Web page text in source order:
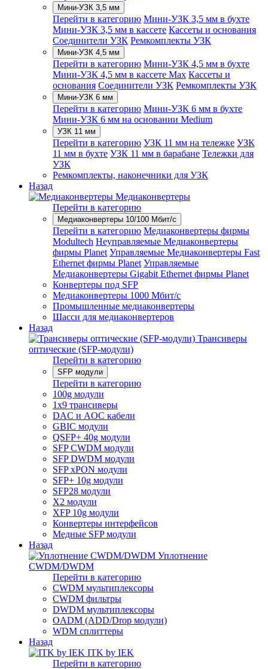
Мини-УЗК 3,5 мм
Перейти в категорию Мини-УЗК 3,5 мм в бухте
Мини-УЗК 3,5 мм в кассете Кассеты и основания
Соединители УЗК Ремкомплекты УЗК
Мини-УЗК 4,5 мм
Перейти в категорию Мини-УЗК 4,5 мм в бухте
Мини-УЗК 4,5 мм в кассете Max Кассеты и
основания Соединители УЗК Ремкомплекты УЗК
Мини-УЗК 6 мм
Перейти в категорию Мини-УЗК 6 мм в бухте
Мини-УЗК 6 мм на основании Medium
УЗК 11 мм
Перейти в категорию УЗК 11 мм на тележке УЗК
11 мм в бухте УЗК 11 мм в барабане Тележки для
УЗК
Ремкомплекты, наконечники для УЗК
Назад
Медиаконвертеры
Перейти в категорию
Медиаконвертеры 10/100 Мбит/с
Перейти в категорию Медиаконвертеры фирмы
Modultech Неуправляемые Медиаконвертеры
фирмы Planet Управляемые Медиаконвертеры Fast
Ethernet фирмы Planet Управляемые
Медиаконвертеры Gigabit Ethernet фирмы Planet
Конвертеры под SFP
Медиаконвертеры 1000 Мбит/с
Промышленные медиаконвертеры
Шасси для медиаконвертеров
Назад
Трансиверы
оптические (SFP-модули)
Перейти в категорию
SFP модули
Перейти в категорию
100g модули
1x9 трансиверы
DAC и AOC кабели
GBIC модули
QSFP+ 40g модули
SFP CWDM модули
SFP DWDM модули
SFP xPON модули
SFP+ 10g модули
SFP28 модули
X2 модули
XFP 10g модули
Конвертеры интерфейсов
Медные SFP модули
Назад
Уплотнение
CWDM/DWDM
Перейти в категорию
CWDM мультиплексоры
CWDM фильтры
DWDM мультиплексоры
OADM (ADD/Drop модули)
WDM сплиттеры
Назад
ITK by IEK
Перейти в категорию